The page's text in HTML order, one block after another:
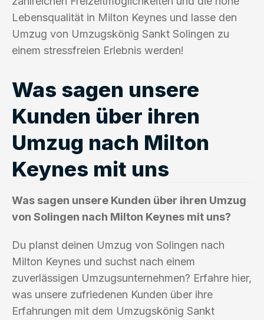
Lebensqualität in Milton Keynes und lasse den
Umzug von Umzugskönig Sankt Solingen zu
einem stressfreien Erlebnis werden!
Was sagen unsere
Kunden über ihren
Umzug nach Milton
Keynes mit uns
Was sagen unsere Kunden über ihren Umzug
von Solingen nach Milton Keynes mit uns?
Du planst deinen Umzug von Solingen nach
Milton Keynes und suchst nach einem
zuverlässigen Umzugsunternehmen? Erfahre hier,
was unsere zufriedenen Kunden über ihre
Erfahrungen mit dem Umzugskönig Sankt